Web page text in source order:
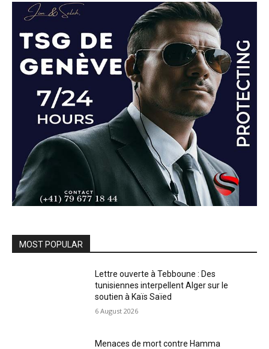
MOST POPULAR
Lettre ouverte à Tebboune : Des
tunisiennes interpellent Alger sur le
soutien à Kaïs Saïed
6 August 2026
Menaces de mort contre Hamma